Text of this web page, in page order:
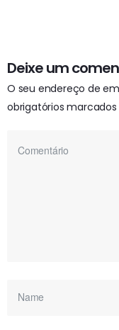
Deixe um
O seu endereço de
obrigatórios